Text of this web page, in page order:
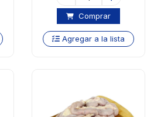
Comprar
Agregar a la lista